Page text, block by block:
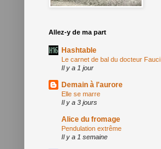
Allez-y de ma part
Hashtable
Le carnet de bal du docteur Fauci
Il y a 1 jour
Demain à l'aurore
Elle se marre
Il y a 3 jours
Alice du fromage
Pendulation extrême
Il y a 1 semaine